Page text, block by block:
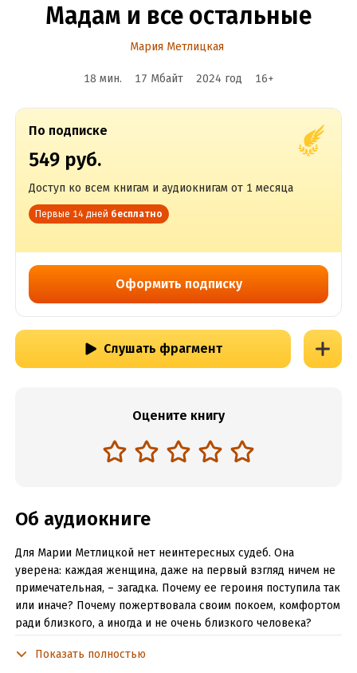
Мадам и все остальные
Мария Метлицкая
18 мин. 17 Мбайт 2024 год 16+
По подписке
549 руб.
Доступ ко всем книгам и аудиокнигам от 1 месяца
Первые 14 дней бесплатно
Оформить подписку
Слушать фрагмент
Оцените книгу
Об аудиокниге
Для Марии Метлицкой нет неинтересных судеб. Она
уверена: каждая женщина, даже на первый взгляд ничем не
примечательная, – загадка. Почему ее героиня поступила так
или иначе? Почему пожертвовала своим покоем, комфортом
ради близкого, а иногда и не очень близкого человека?
счастливой? Неужели дело в пресловутой женской логике,
Показать полностью